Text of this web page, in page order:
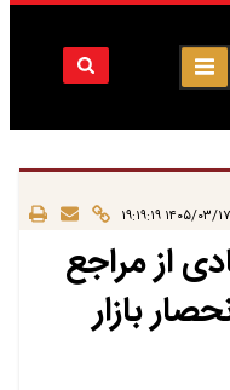
۱۴۰۵/۰۳/۱۷ ۱۹:۱۹:۱۹
از مراجع
بازار